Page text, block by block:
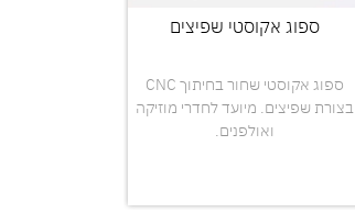
ספוג אקוסטי שפיצים
ספוג אקוסטי שחור בחיתוך CNC
בצורת שפיצים. מיועד לחדרי מוזיקה
ואולפנים.